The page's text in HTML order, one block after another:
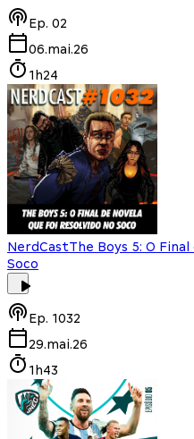
Ep. 02
06.mai.26
1h24
NerdCastThe Boys 5: O
Soco
Ep. 1032
29.mai.26
1h43